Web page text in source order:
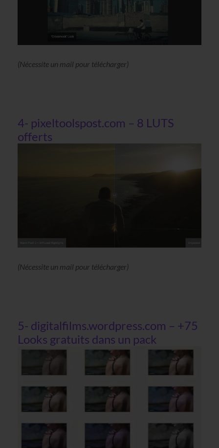
(Nécessite un mail pour télécharger)
4- pixeltoolspost.com – 8 LUTS
offerts
(Nécessite un mail pour télécharger)
5- digitalfilms.wordpress.com – +75
Looks gratuits dans un pack